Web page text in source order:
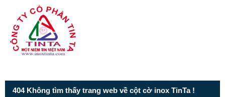
Từ mục này trở xuống là mã nguồn Zalo
404 Không tìm thấy trang web về cột cờ inox TinTa !